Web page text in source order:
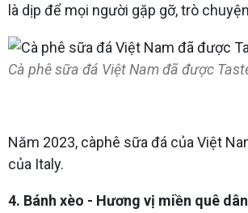
là dịp để mọi người gặp gỡ, trò
Cà phê sữa đá Việt Nam đã được
Năm 2023, càphê sữa đá của Việt
của Italy.
4. Bánh xèo - Hương vị miền quê